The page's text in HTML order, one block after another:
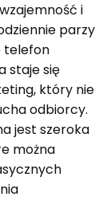
i
parzy
telefon
staje się
który nie
odbiorcy.
jest szeroka
można